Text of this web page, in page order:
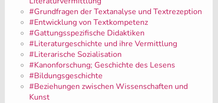
#Grundfragen der Textanalyse und Textrezeption
#Entwicklung von Textkompetenz
#Gattungsspezifische Didaktiken
#Literaturgeschichte und ihre Vermittlung
#Literarische Sozialisation
#Kanonforschung; Geschichte des Lesens
#Bildungsgeschichte
#Beziehungen zwischen Wissenschaften und
Kunst